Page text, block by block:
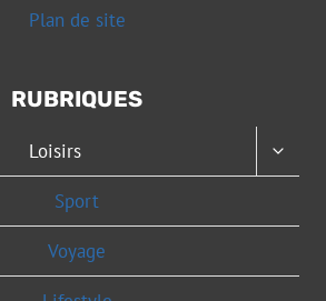
Plan de site
RUBRIQUES
Loisirs
Sport
Voyage